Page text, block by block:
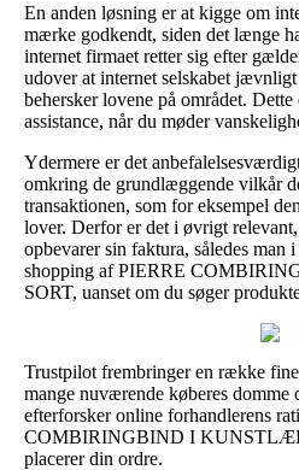
En anden løsning er at kigge om
mærke godkendt, siden det længe
internet firmaet retter sig efter
udover at internet selskabet
behersker lovene på området.
assistance, når du møder
Ydermere er det
omkring de grundlæggende vilkår
transaktionen, som for eksempel
lover. Derfor er det i øvrigt
opbevarer sin faktura, således man
shopping af PIERRE
SORT, uanset om du søger
Trustpilot frembringer en række
mange nuværende køberes domme
efterforsker online forhandlerens
COMBIRINGBIND I
placerer din ordre.